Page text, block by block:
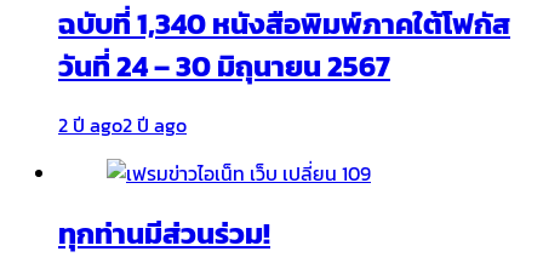
ฉบับที่ 1,340 หนังสือพิมพ์ภาคใต้โฟกัส
วันที่ 24 – 30 มิถุนายน 2567
2 ปี ago2 ปี ago
ทุกท่านมีส่วนร่วม!